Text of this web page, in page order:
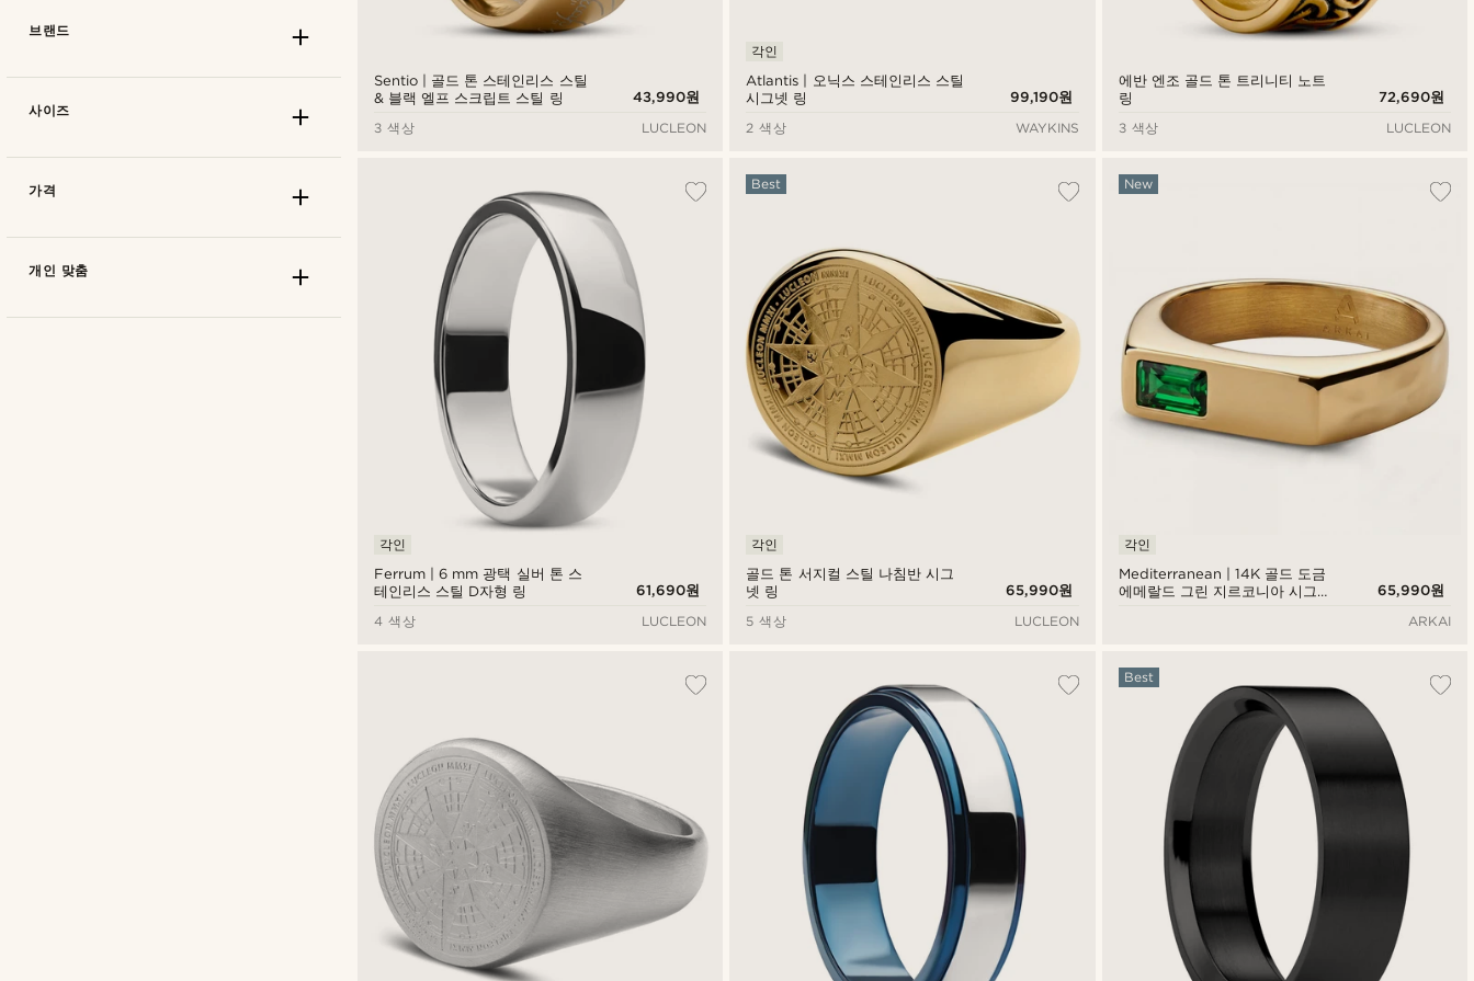
Sentio | 골드 톤 스테인리스 스틸
& 블랙 엘프 스크립트 스틸 링
43,990원
3 색상
LUCLEON
Atlantis | 오닉스 스테인리스 스틸
시그넷 링
각인
99,190원
2 색상
WAYKINS
에반 엔조 골드 톤 트리니티 노트
링
72,690원
3 색상
LUCLEON
Ferrum | 6 mm 광택 실버 톤 스
테인리스 스틸 D자형 링
각인
61,690원
4 색상
LUCLEON
골드 톤 서지컬 스틸 나침반 시그
넷 링
Best
각인
65,990원
5 색상
LUCLEON
Mediterranean | 14K 골드 도금
에메랄드 그린 지르코니아 시그넷
New
각인
65,990원
ARKAI
Best
브랜드
사이즈
가격
개인 맞춤